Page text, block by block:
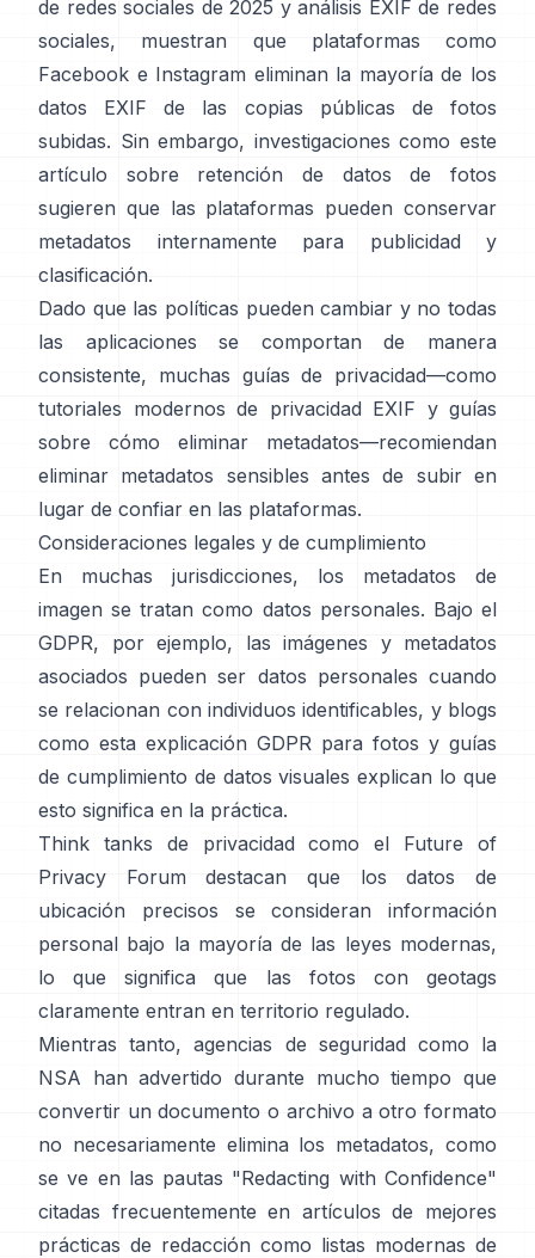
de redes sociales de 2025 y análisis EXIF de redes
sociales, muestran que plataformas como
Facebook e Instagram eliminan la mayoría de los
datos EXIF de las copias públicas de fotos
subidas. Sin embargo, investigaciones como este
artículo sobre retención de datos de fotos
sugieren que las plataformas pueden conservar
metadatos internamente para publicidad y
clasificación.
Dado que las políticas pueden cambiar y no todas
las aplicaciones se comportan de manera
consistente, muchas guías de privacidad—como
tutoriales modernos de privacidad EXIF y guías
sobre cómo eliminar metadatos—recomiendan
eliminar metadatos sensibles antes de subir en
lugar de confiar en las plataformas.
Consideraciones legales y de cumplimiento
En muchas jurisdicciones, los metadatos de
imagen se tratan como datos personales. Bajo el
GDPR, por ejemplo,
las imágenes y metadatos
asociados pueden ser datos personales cuando
se relacionan con individuos identificables, y blogs
como esta explicación GDPR para fotos y guías
de cumplimiento de datos visuales explican lo que
esto significa en la práctica.
Think tanks de privacidad como
el Future of
Privacy Forum
destacan que los datos de
ubicación precisos se consideran información
personal bajo la mayoría de las leyes modernas,
lo que significa que las fotos con geotags
claramente entran en territorio regulado.
Mientras tanto, agencias de seguridad como la
NSA han advertido durante mucho tiempo que
convertir un documento o archivo a otro formato
no necesariamente elimina los metadatos, como
se ve en las pautas "Redacting with Confidence"
citadas frecuentemente en artículos de mejores
prácticas de redacción como listas modernas de